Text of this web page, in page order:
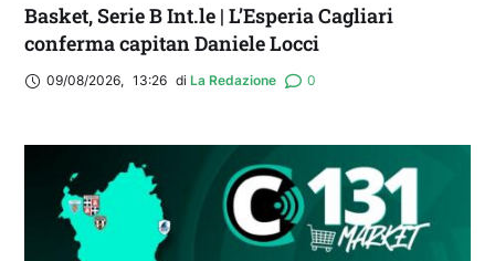
Basket, Serie B Int.le | L’Esperia Cagliari
conferma capitan Daniele Locci
09/08/2026, 13:26 di La Redazione 0